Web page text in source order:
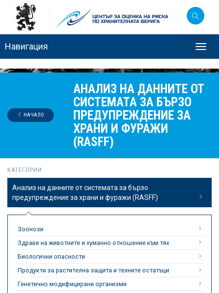
Навигация
АНАЛИЗ НА ДАННИТЕ ОТ
СИСТЕМАТА ЗА БЪРЗО
ПРЕДУПРЕЖДЕНИЕ ЗА
ХРАНИ И ФУРАЖИ
(RASFF)
НАЧАЛО
КАТЕГОРИИ
Анализ на данните от системата за бързо
предупреждение за храни и фуражи (RASFF)
Зоонози
Здраве на животните и хуманно отношение към тях
Биологични опасности
Продукти за растителна защита и техните остатъци
Генетично модифицирани организми